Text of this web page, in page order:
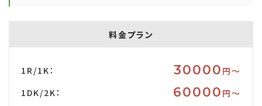
料金プラン
1R/1K： 30000 円〜
1DK/2K：
60000 円〜